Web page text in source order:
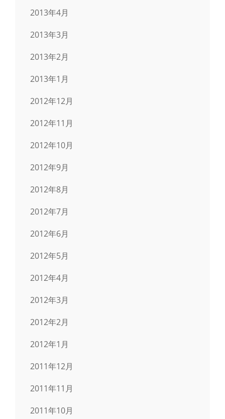
2013年4月
2013年3月
2013年2月
2013年1月
2012年12月
2012年11月
2012年10月
2012年9月
2012年8月
2012年7月
2012年6月
2012年5月
2012年4月
2012年3月
2012年2月
2012年1月
2011年12月
2011年11月
2011年10月